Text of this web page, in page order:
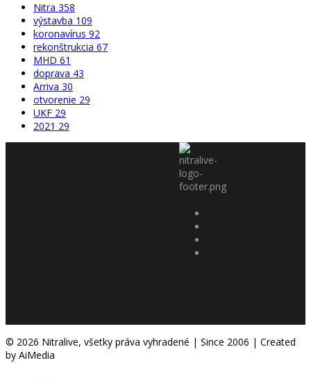
Nitra 358
výstavba 109
koronavírus 92
rekonštrukcia 67
MHD 61
doprava 43
Arriva 30
otvorenie 29
UKF 29
2021 29
© 2026 Nitralive, všetky práva vyhradené | Since 2006 | Created
by AiMedia